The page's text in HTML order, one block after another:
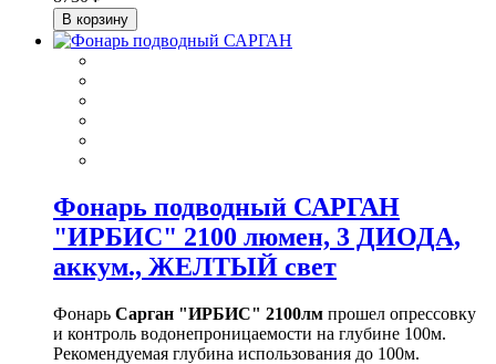
В корзину
Фонарь подводный САРГАН
"ИРБИС" 2100 люмен, 3 ДИОДА,
аккум., ЖЕЛТЫЙ свет
Фонарь Сарган "ИРБИС" 2100лм прошел опрессовку
и контроль водонепроницаемости на глубине 100м.
Рекомендуемая глубина использования до 100м.